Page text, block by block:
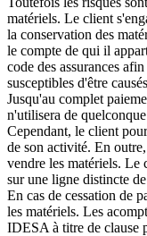
matériels. Le client
la conservation des
le compte de qui il
code des assurances
susceptibles d'être
Jusqu'au complet
n'utilisera de
Cependant, le client
de son activité. En
vendre les matériels. Le
sur une ligne distincte
En cas de cessation de
les matériels. Les
IDESA à titre de clause